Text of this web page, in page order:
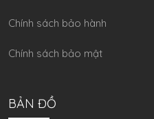
Chính sách bảo hành
Chính sách bảo mật
BẢN ĐỒ